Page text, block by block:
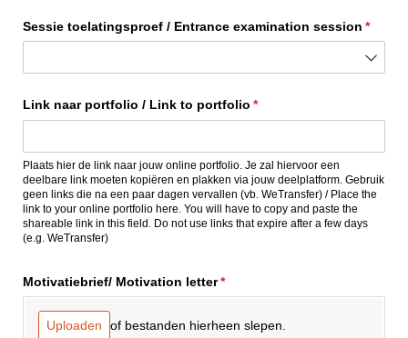
Sessie toelatingsproef /​ Entrance examination session *
(is
Link naar portfolio /​ Link to portfolio *
(is vereist)
Plaats hier de link naar jouw online portfolio. Je zal hiervoor een
deelbare link moeten kopiëren en plakken via jouw deelplatform. Gebruik
geen links die na een paar dagen vervallen (vb. WeTransfer) / Place the
link to your online portfolio here. You will have to copy and paste the
shareable link in this field. Do not use links that expire after a few days
(e.g. WeTransfer)
Motivatiebrief/​ Motivation letter*
(is vereist)
Uploaden of bestanden hierheen slepen.